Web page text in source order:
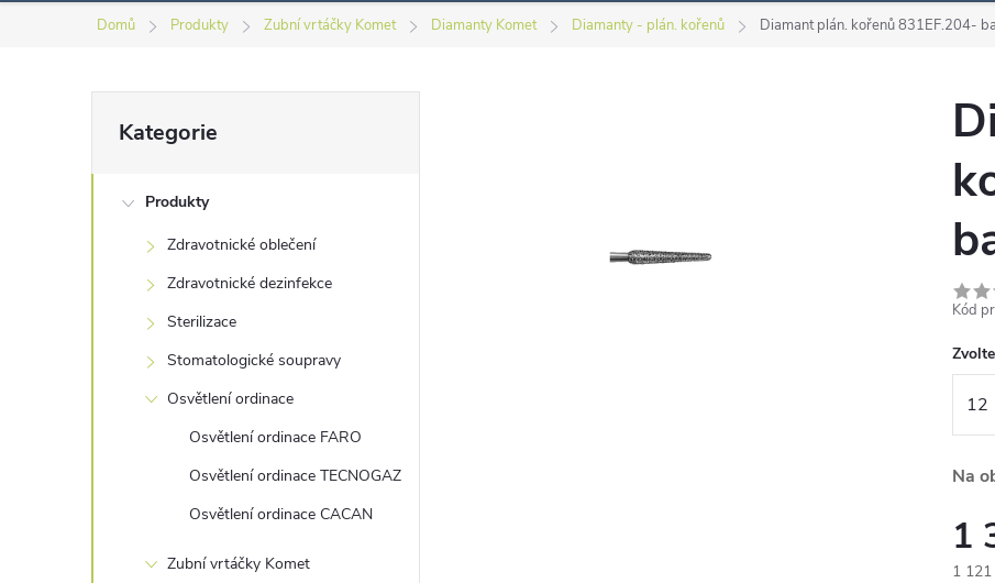
Domů Produkty Zubní vrtáčky Komet Diamanty Komet Diamanty - plán. kořenů Diamant plán. kořenů 831EF.204-
o
kategorie
Kategorie
Produkty
Zdravotnické oblečení
Zdravotnické dezinfekce
Sterilizace
Stomatologické soupravy
Osvětlení ordinace
Osvětlení ordinace FARO
Osvětlení ordinace TECNOGAZ
Osvětlení ordinace CACAN
Zubní vrtáčky Komet
Kód
Na
1
1